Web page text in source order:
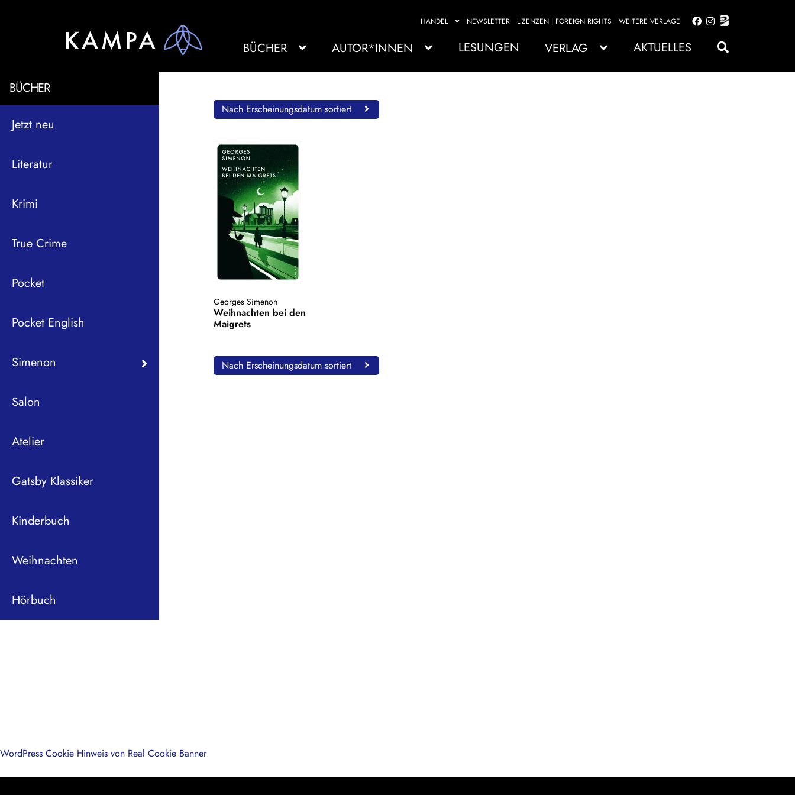
HANDEL NEWSLETTER LIZENZEN | FOREIGN RIGHTS WEITERE VERLAGE
Zur
springen
Zum
springen
BÜCHER AUTOR*INNEN LESUNGEN VERLAG AKTUELLES
BÜCHER
Jetzt neu
Literatur
Krimi
True Crime
Pocket
Pocket English
Simenon
Salon
Atelier
Gatsby Klassiker
Kinderbuch
Weihnachten
Hörbuch
Nach Erscheinungsdatum sortiert
Georges Simenon
Weihnachten bei den
Maigrets
Nach Erscheinungsdatum sortiert
WordPress Cookie Hinweis von Real Cookie Banner